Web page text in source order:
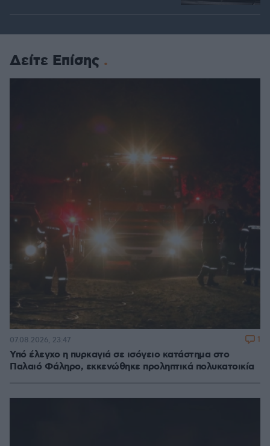
Δείτε Επίσης
Υπό έλεγχο η πυρκαγιά σε ισόγειο κατάστημα στο
Παλαιό Φάληρο, εκκενώθηκε προληπτικά πολυκατοικία
07.08.2026, 23:47 1